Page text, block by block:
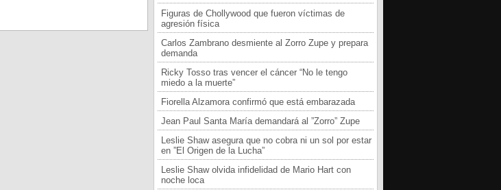
Figuras de Chollywood que fueron víctimas de
agresión física
Carlos Zambrano desmiente al Zorro Zupe y prepara
demanda
Ricky Tosso tras vencer el cáncer “No le tengo
miedo a la muerte”
Fiorella Alzamora confirmó que está embarazada
Jean Paul Santa María demandará al ”Zorro” Zupe
Leslie Shaw asegura que no cobra ni un sol por estar
en ”El Origen de la Lucha”
Leslie Shaw olvida infidelidad de Mario Hart con
noche loca